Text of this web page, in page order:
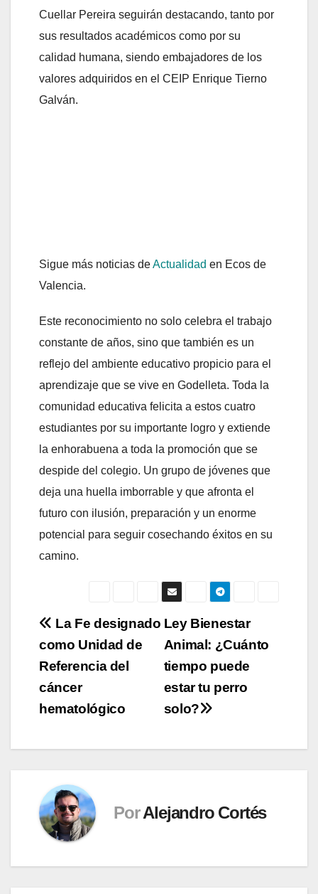
Cuellar Pereira seguirán destacando, tanto por
sus resultados académicos como por su
calidad humana, siendo embajadores de los
valores adquiridos en el CEIP Enrique Tierno
Galván.
Sigue más noticias deActualidad en Ecos de
Valencia.
Este reconocimiento no solo celebra el trabajo
constante de años, sino que también es un
reflejo del ambiente educativo propicio para el
aprendizaje que se vive en Godelleta. Toda la
comunidad educativa felicita a estos cuatro
estudiantes por su importante logro y extiende
la enhorabuena a toda la promoción que se
despide del colegio. Un grupo de jóvenes que
deja una huella imborrable y que afronta el
futuro con ilusión, preparación y un enorme
potencial para seguir cosechando éxitos en su
camino.
Navegación
de
entradas
Ley Bienestar
Animal: ¿Cuánto
tiempo puede
estar tu perro
solo?
La Fe designado
como Unidad de
Referencia del
cáncer
hematológico
Por Alejandro Cortés